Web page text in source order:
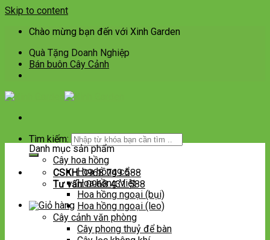
Skip to content
Chào mừng bạn đến với Xinh Garden
Quà Tặng Doanh Nghiệp
Bán buôn Cây Cảnh
Tìm kiếm:
CSKH:0968 749 588
Tư vấn:0968 431 588
Danh mục sản phẩm
Cây hoa hồng
Hoa hồng cổ
Hoa hồng Việt
Hoa hồng ngoại (bụi)
Hoa hồng ngoại (leo)
Cây cảnh văn phòng
Cây phong thuỷ để bàn